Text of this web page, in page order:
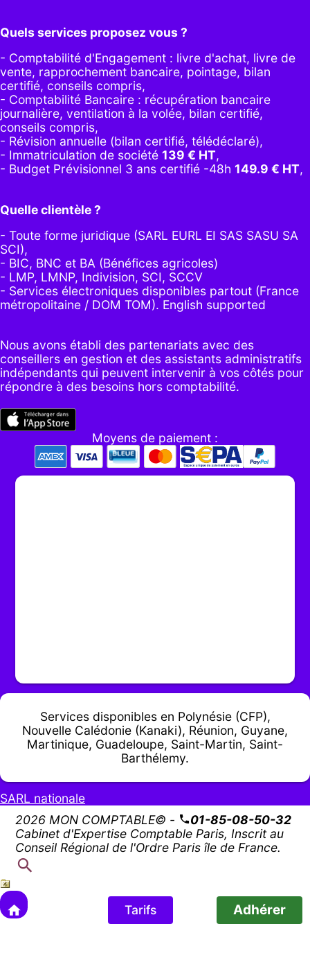
Quels services proposez vous ?
- Comptabilité d'Engagement : livre d'achat, livre de
vente, rapprochement bancaire, pointage, bilan
certifié, conseils compris,
- Comptabilité Bancaire : récupération bancaire
journalière, ventilation à la volée, bilan certifié,
conseils compris,
- Révision annuelle (bilan certifié, télédéclaré),
- Immatriculation de société 139 € HT,
- Budget Prévisionnel 3 ans certifié -48h 149.9 € HT,
Quelle clientèle ?
- Toute forme juridique (SARL EURL EI SAS SASU SA
SCI),
- BIC, BNC et BA (Bénéfices agricoles)
- LMP, LMNP, Indivision, SCI, SCCV
- Services électroniques disponibles partout (France
métropolitaine / DOM TOM). English supported
Nous avons établi des partenariats avec des
conseillers en gestion et des assistants administratifs
indépendants qui peuvent intervenir à vos côtés pour
répondre à des besoins hors comptabilité.
Moyens de paiement :
Services disponibles en Polynésie (CFP),
Nouvelle Calédonie (Kanaki), Réunion, Guyane,
Martinique, Guadeloupe, Saint-Martin, Saint-
Barthélemy.
SARL nationale
2026 MON COMPTABLE© -
01-85-08-50-32
Cabinet d'Expertise Comptable Paris, Inscrit au
Conseil Régional de l'Ordre Paris île de France.
Tarifs Adhérer